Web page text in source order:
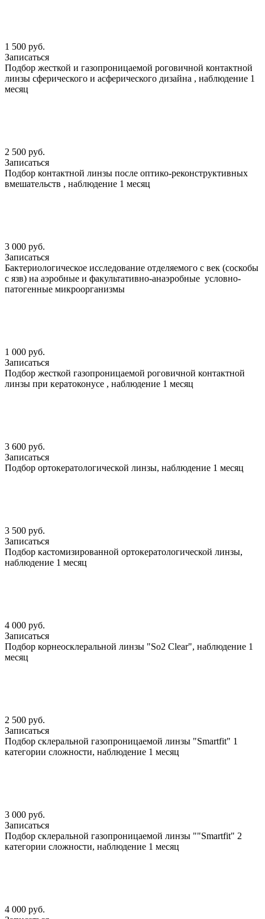
1 500 руб.
Записаться
Подбор жесткой и газопроницаемой роговичной контактной
линзы сферического и асферического дизайна , наблюдение 1
месяц
2 500 руб.
Записаться
Подбор контактной линзы после оптико-реконструктивных
вмешательств , наблюдение 1 месяц
3 000 руб.
Записаться
Бактериологическое исследование отделяемого с век (соскобы
с язв) на аэробные и факультативно-анаэробные условно-
патогенные микроорганизмы
1 000 руб.
Записаться
Подбор жесткой газопроницаемой роговичной контактной
линзы при кератоконусе , наблюдение 1 месяц
3 600 руб.
Записаться
Подбор ортокератологической линзы, наблюдение 1 месяц
3 500 руб.
Записаться
Подбор кастомизированной ортокератологической линзы,
наблюдение 1 месяц
4 000 руб.
Записаться
Подбор корнеосклеральной линзы "So2 Clear", наблюдение 1
месяц
2 500 руб.
Записаться
Подбор склеральной газопроницаемой линзы "Smartfit" 1
категории сложности, наблюдение 1 месяц
3 000 руб.
Записаться
Подбор склеральной газопроницаемой линзы ""Smartfit" 2
категории сложности, наблюдение 1 месяц
4 000 руб.